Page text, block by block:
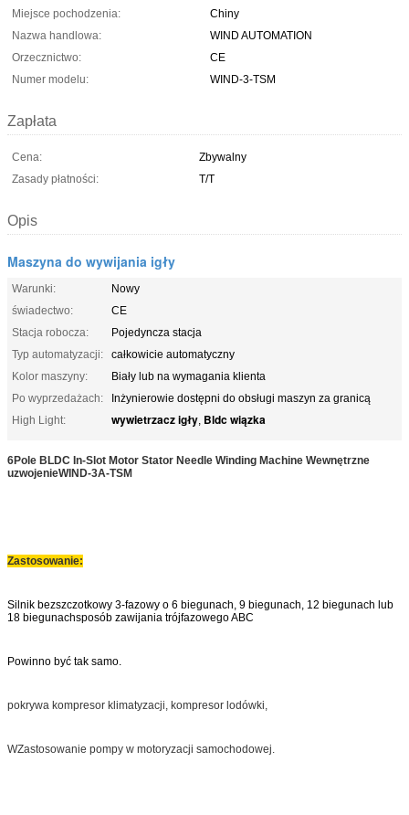
Miejsce pochodzenia:
Chiny
Nazwa handlowa:
WIND AUTOMATION
Orzecznictwo:
CE
Numer modelu:
WIND-3-TSM
Zapłata
Cena:
Zbywalny
Zasady płatności:
T/T
Opis
Maszyna do wywijania igły
Warunki:
Nowy
świadectwo:
CE
Stacja robocza:
Pojedyncza stacja
Typ automatyzacji:
całkowicie automatyczny
Kolor maszyny:
Biały lub na wymagania klienta
Po wyprzedażach:
Inżynierowie dostępni do obsługi maszyn za granicą
High Light:
wywietrzacz igły, Bldc wiązka
6Pole BLDC In-Slot Motor Stator Needle Winding Machine Wewnętrzne
uzwojenieWIND-3A-TSM
Zastosowanie:
Silnik bezszczotkowy 3-fazowy o 6 biegunach, 9 biegunach, 12 biegunach lub
18 biegunachsposób zawijania trójfazowego ABC
Powinno być tak samo.
pokrywa kompresor klimatyzacji, kompresor lodówki,
WZastosowanie pompy w motoryzacji samochodowej.